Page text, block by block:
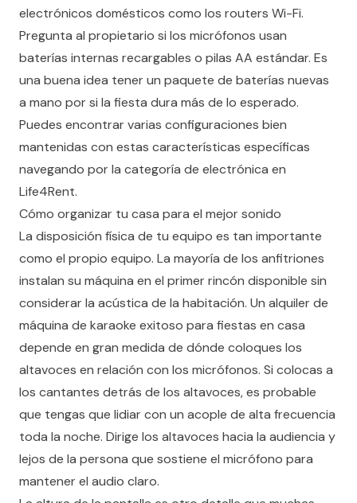
electrónicos domésticos como los routers Wi-Fi.
Pregunta al propietario si los micrófonos usan
baterías internas recargables o pilas AA estándar. Es
una buena idea tener un paquete de baterías nuevas
a mano por si la fiesta dura más de lo esperado.
Puedes encontrar varias configuraciones bien
mantenidas con estas características específicas
navegando por la categoría de electrónica en
Life4Rent.
Cómo organizar tu casa para el mejor sonido
La disposición física de tu equipo es tan importante
como el propio equipo. La mayoría de los anfitriones
instalan su máquina en el primer rincón disponible sin
considerar la acústica de la habitación. Un alquiler de
máquina de karaoke exitoso para fiestas en casa
depende en gran medida de dónde coloques los
altavoces en relación con los micrófonos. Si colocas a
los cantantes detrás de los altavoces, es probable
que tengas que lidiar con un acople de alta frecuencia
toda la noche. Dirige los altavoces hacia la audiencia y
lejos de la persona que sostiene el micrófono para
mantener el audio claro.